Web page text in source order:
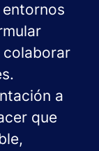
entornos
colaborar
a
que